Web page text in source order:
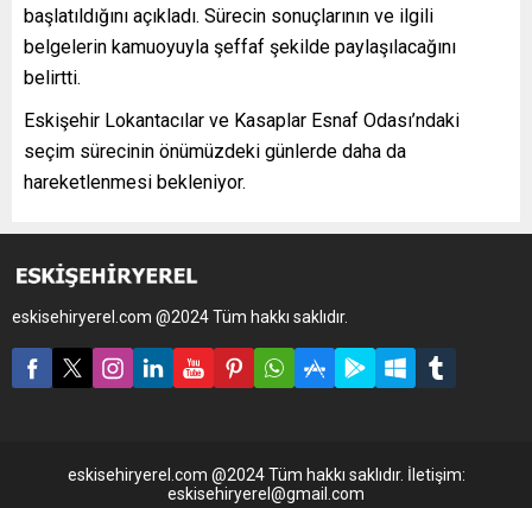
başlatıldığını açıkladı. Sürecin sonuçlarının ve ilgili
belgelerin kamuoyuyla şeffaf şekilde paylaşılacağını
belirtti.
Eskişehir Lokantacılar ve Kasaplar Esnaf Odası’ndaki
seçim sürecinin önümüzdeki günlerde daha da
hareketlenmesi bekleniyor.
eskisehiryerel.com @2024 Tüm hakkı saklıdır.
eskisehiryerel.com @2024 Tüm hakkı saklıdır. İletişim:
eskisehiryerel@gmail.com